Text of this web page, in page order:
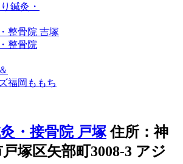
鍼灸・
整骨院 吉塚
整骨院
福岡ももち
住所：神
塚区矢部町3008-3 アジ